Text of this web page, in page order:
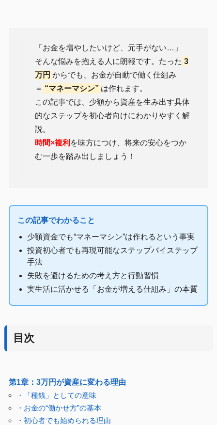
「お金を増やしたいけど、元手がない…」
そんな悩みを抱える人に朗報です。たった 3
万円 からでも、お金が自動で働く仕組み
＝ “マネーマシン” は作れます。
この記事では、少額から資産を生み出す具体
的なステップを初心者向けにわかりやすく解
説。
時間×複利 を味方につけ、将来の安心をつか
む一歩を踏み出しましょう！
この記事でわかること
少額資金でも“マネーマシン”は作れるという事実
投資初心者でも再現可能なステップバイステップ
手法
失敗を避けるための考え方と行動習慣
実生活に活かせる「お金が増える仕組み」の本質
目次
第1章：3万円が資産に変わる理由
・「種銭」としての意味
・お金の“働かせ方”の基本
・初心者でも始められる理由